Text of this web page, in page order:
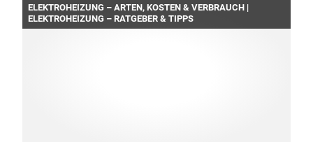
ELEKTROHEIZUNG – ARTEN, KOSTEN & VERBRAUCH |
ELEKTROHEIZUNG – RATGEBER & TIPPS